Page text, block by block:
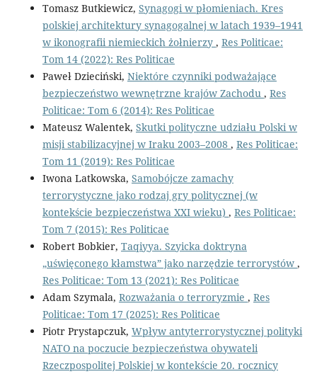
Tomasz Butkiewicz, Synagogi w płomieniach. Kres
polskiej architektury synagogalnej w latach 1939–1941
w ikonografii niemieckich żołnierzy , Res Politicae:
Tom 14 (2022): Res Politicae
Paweł Dzieciński, Niektóre czynniki podważające
bezpieczeństwo wewnętrzne krajów Zachodu , Res
Politicae: Tom 6 (2014): Res Politicae
Mateusz Walentek, Skutki polityczne udziału Polski w
misji stabilizacyjnej w Iraku 2003–2008 , Res Politicae:
Tom 11 (2019): Res Politicae
Iwona Latkowska, Samobójcze zamachy
terrorystyczne jako rodzaj gry politycznej (w
kontekście bezpieczeństwa XXI wieku) , Res Politicae:
Tom 7 (2015): Res Politicae
Robert Bobkier, Taqiyya. Szyicka doktryna
„uświęconego kłamstwa” jako narzędzie terrorystów ,
Res Politicae: Tom 13 (2021): Res Politicae
Adam Szymala, Rozważania o terroryzmie , Res
Politicae: Tom 17 (2025): Res Politicae
Piotr Prystapczuk, Wpływ antyterrorystycznej polityki
NATO na poczucie bezpieczeństwa obywateli
Rzeczpospolitej Polskiej w kontekście 20. rocznicy